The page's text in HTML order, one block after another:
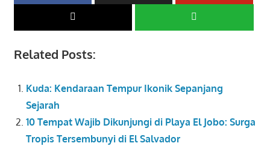
Related Posts:
Kuda: Kendaraan Tempur Ikonik Sepanjang
Sejarah
10 Tempat Wajib Dikunjungi di Playa El Jobo: Surga
Tropis Tersembunyi di El Salvador